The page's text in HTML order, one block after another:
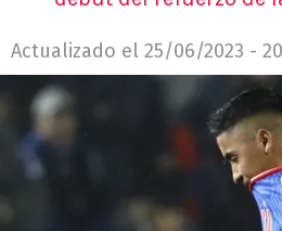
Actualizado el 25/06/2023 -